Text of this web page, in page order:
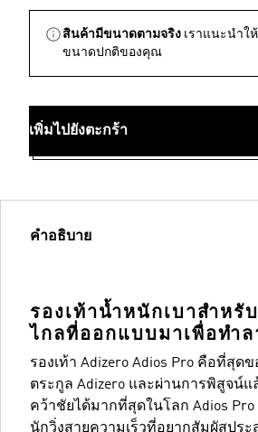
สินค้ามีขนาดตามจริง เราแนะนำใ
ขนาดปกติของคุณ
เพิ่มไปยังตะกร้า
คำอธิบาย
รองเท้าน้ำหนักเบาสำหรั
ไกลที่ออกแบบมาเพื่อทำ
รองเท้า Adizero Adios Pro คือที่สุดข
ตระกูล Adizero และผ่านการพิสูจน์แ
คว้าชัยได้มากที่สุดในโลก Adios
นักวิ่งสายความเร็วที่อยากสัมผัสปร